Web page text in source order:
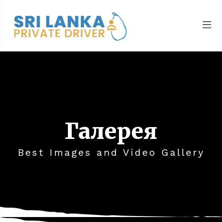
Галерея
Best Images and Video Gallery